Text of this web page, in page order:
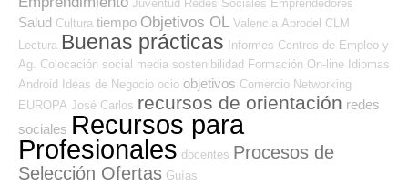
Juventud Redes Sociales Emprendedores
Salud Cultura tiempo Objetivos OL Valencia Aprodel CLM
Lectura Buenas prácticas Informes Centros de Empleo y
Ag. Colocación social media sostenibilidad Formación On-line Idiomas
Android
Ideas de Negocio ocio objetivos Comercio Networking
EUROPA José Carlos recursos de orientación redes
sociales Recursos para
Profesionales docentes Procesos de
Selección Ofertas Guías